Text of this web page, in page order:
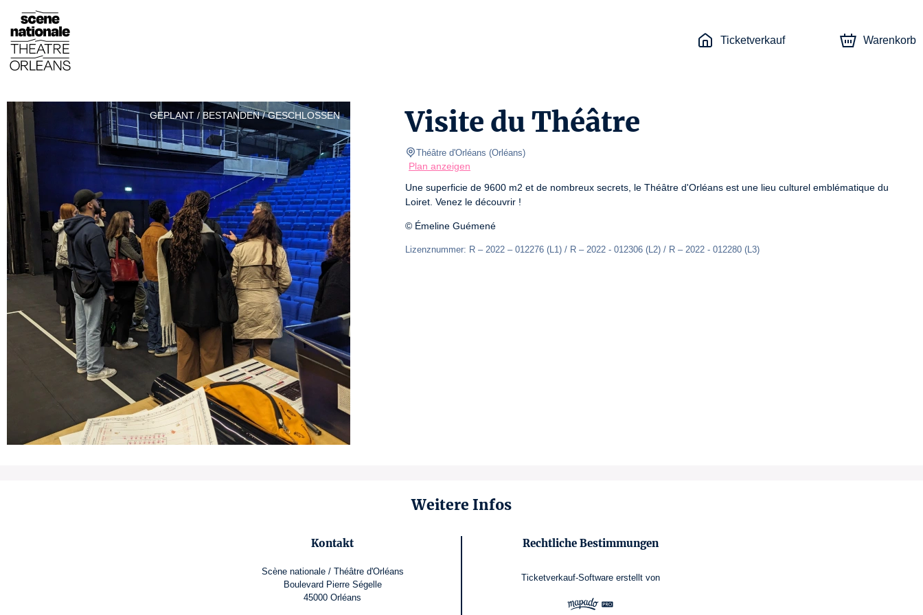
Ticketverkauf Warenkorb
GEPLANT / BESTANDEN / GESCHLOSSEN Visite du Théâtre
Théâtre d'Orléans (Orléans)
Plan anzeigen
Une superficie de 9600 m2 et de nombreux secrets, le Théâtre d'Orléans est une lieu culturel emblématique du
Loiret. Venez le découvrir !
© Émeline Guémené
Lizenznummer: R – 2022 – 012276 (L1) / R – 2022 - 012306 (L2) / R – 2022 - 012280 (L3)
Weitere Infos
Kontakt
Scène nationale / Théâtre d'Orléans
Boulevard Pierre Ségelle
45000 Orléans
Rechtliche Bestimmungen
Ticketverkauf-Software erstellt von